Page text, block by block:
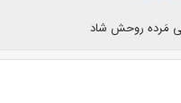
مَرده روحش شاد